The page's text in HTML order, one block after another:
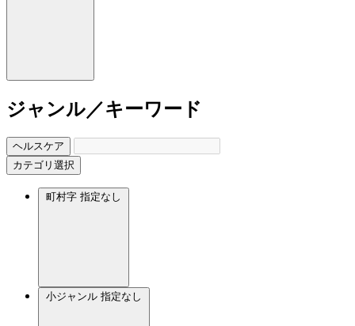
ジャンル／キーワード
ヘルスケア
カテゴリ選択
町村字 指定なし
小ジャンル 指定なし